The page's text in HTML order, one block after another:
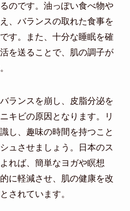
のです。油っぽい食べ物や
、バランスの取れた食事を
す。また、十分な睡眠を確
を送ることで、肌の調子が
ランスを崩し、皮脂分泌を
キビの原因となります。リ
し、趣味の時間を持つこと
ュさせましょう。日本のス
れば、簡単なヨガや瞑想
に軽減させ、肌の健康を改
されています。